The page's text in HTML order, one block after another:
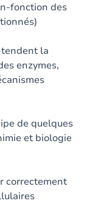
fonction des
la
enzymes,
de quelques
et biologie
correctement